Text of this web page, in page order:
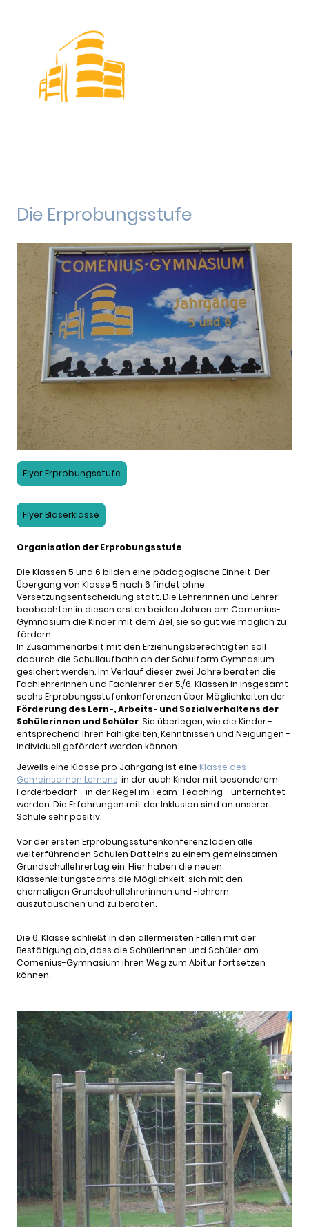
Die Erprobungsstufe
Flyer Erprobungsstufe
Flyer Bläserklasse
Organisation der Erprobungsstufe
Die Klassen 5 und 6 bilden eine pädagogische Einheit. Der
Übergang von Klasse 5 nach 6 findet ohne
Versetzungsentscheidung statt. Die Lehrerinnen und Lehrer
beobachten in diesen ersten beiden Jahren am Comenius-
Gymnasium die Kinder mit dem Ziel, sie so gut wie möglich zu
fördern.
In Zusammenarbeit mit den Erziehungsberechtigten soll
dadurch die Schullaufbahn an der Schulform Gymnasium
gesichert werden. Im Verlauf dieser zwei Jahre beraten die
Fachlehrerinnen und Fachlehrer der 5./6. Klassen in insgesamt
sechs Erprobungsstufenkonferenzen über Möglichkeiten der
Förderung des Lern-, Arbeits- und Sozialverhaltens der
Schülerinnen und Schüler. Sie überlegen, wie die Kinder -
entsprechend ihren Fähigkeiten, Kenntnissen und Neigungen -
individuell gefördert werden können.
Jeweils eine Klasse pro Jahrgang ist eine Klasse des
Gemeinsamen Lernens,in der auch Kinder mit besonderem
Förderbedarf - in der Regel im Team-Teaching - unterrichtet
werden. Die Erfahrungen mit der Inklusion sind an unserer
Schule sehr positiv.
Vor der ersten Erprobungsstufenkonferenz laden alle
weiterführenden Schulen Dattelns zu einem gemeinsamen
Grundschullehrertag ein. Hier haben die neuen
Klassenleitungsteams die Möglichkeit, sich mit den
ehemaligen Grundschullehrerinnen und -lehrern
auszutauschen und zu beraten.
Die 6. Klasse schließt in den allermeisten Fällen mit der
Bestätigung ab, dass die Schülerinnen und Schüler am
Comenius-Gymnasium ihren Weg zum Abitur fortsetzen
können.